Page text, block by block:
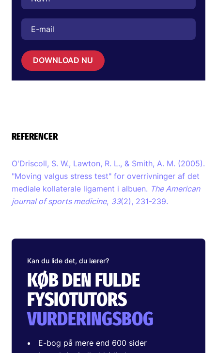
DOWNLOAD NU
REFERENCER
O'Driscoll, S. W., Lawton, R. L., & Smith, A. M. (2005).
"Moving valgus stress test" for overrivninger af det
mediale kollaterale ligament i albuen. The American
journal of sports medicine, 33(2), 231-239.
Kan du lide det, du lærer?
KØB DEN FULDE
FYSIOTUTORS
VURDERINGSBOG
E-bog på mere end 600 sider